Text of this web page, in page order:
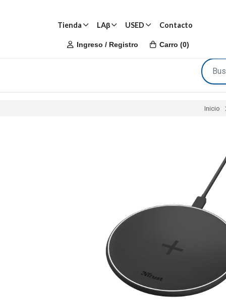
Tienda LAβ USED Contacto
Ingreso / Registro Carro (0)
Inicio